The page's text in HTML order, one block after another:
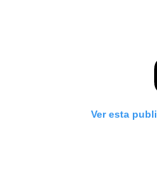
Ver esta